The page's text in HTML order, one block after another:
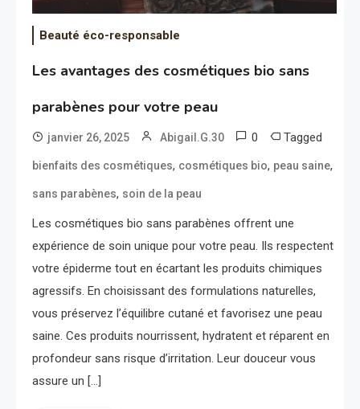
Beauté éco-responsable
Les avantages des cosmétiques bio sans
parabènes pour votre peau
janvier 26, 2025 Abigail.G.30 0 Tagged
bienfaits des cosmétiques, cosmétiques bio, peau saine,
sans parabènes, soin de la peau
Les cosmétiques bio sans parabènes offrent une
expérience de soin unique pour votre peau. Ils respectent
votre épiderme tout en écartant les produits chimiques
agressifs. En choisissant des formulations naturelles,
vous préservez l’équilibre cutané et favorisez une peau
saine. Ces produits nourrissent, hydratent et réparent en
profondeur sans risque d’irritation. Leur douceur vous
assure un […]